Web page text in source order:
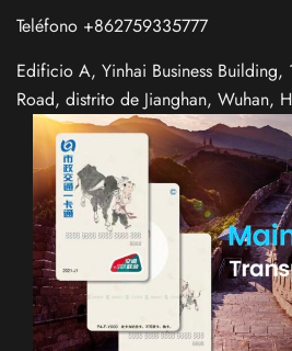
Teléfono +862759335777
Edificio A, Yinhai Business Building,
Road, distrito de Jianghan, Wuhan,